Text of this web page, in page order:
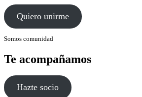
Quiero unirme
Somos comunidad
Te acompañamos
Hazte socio